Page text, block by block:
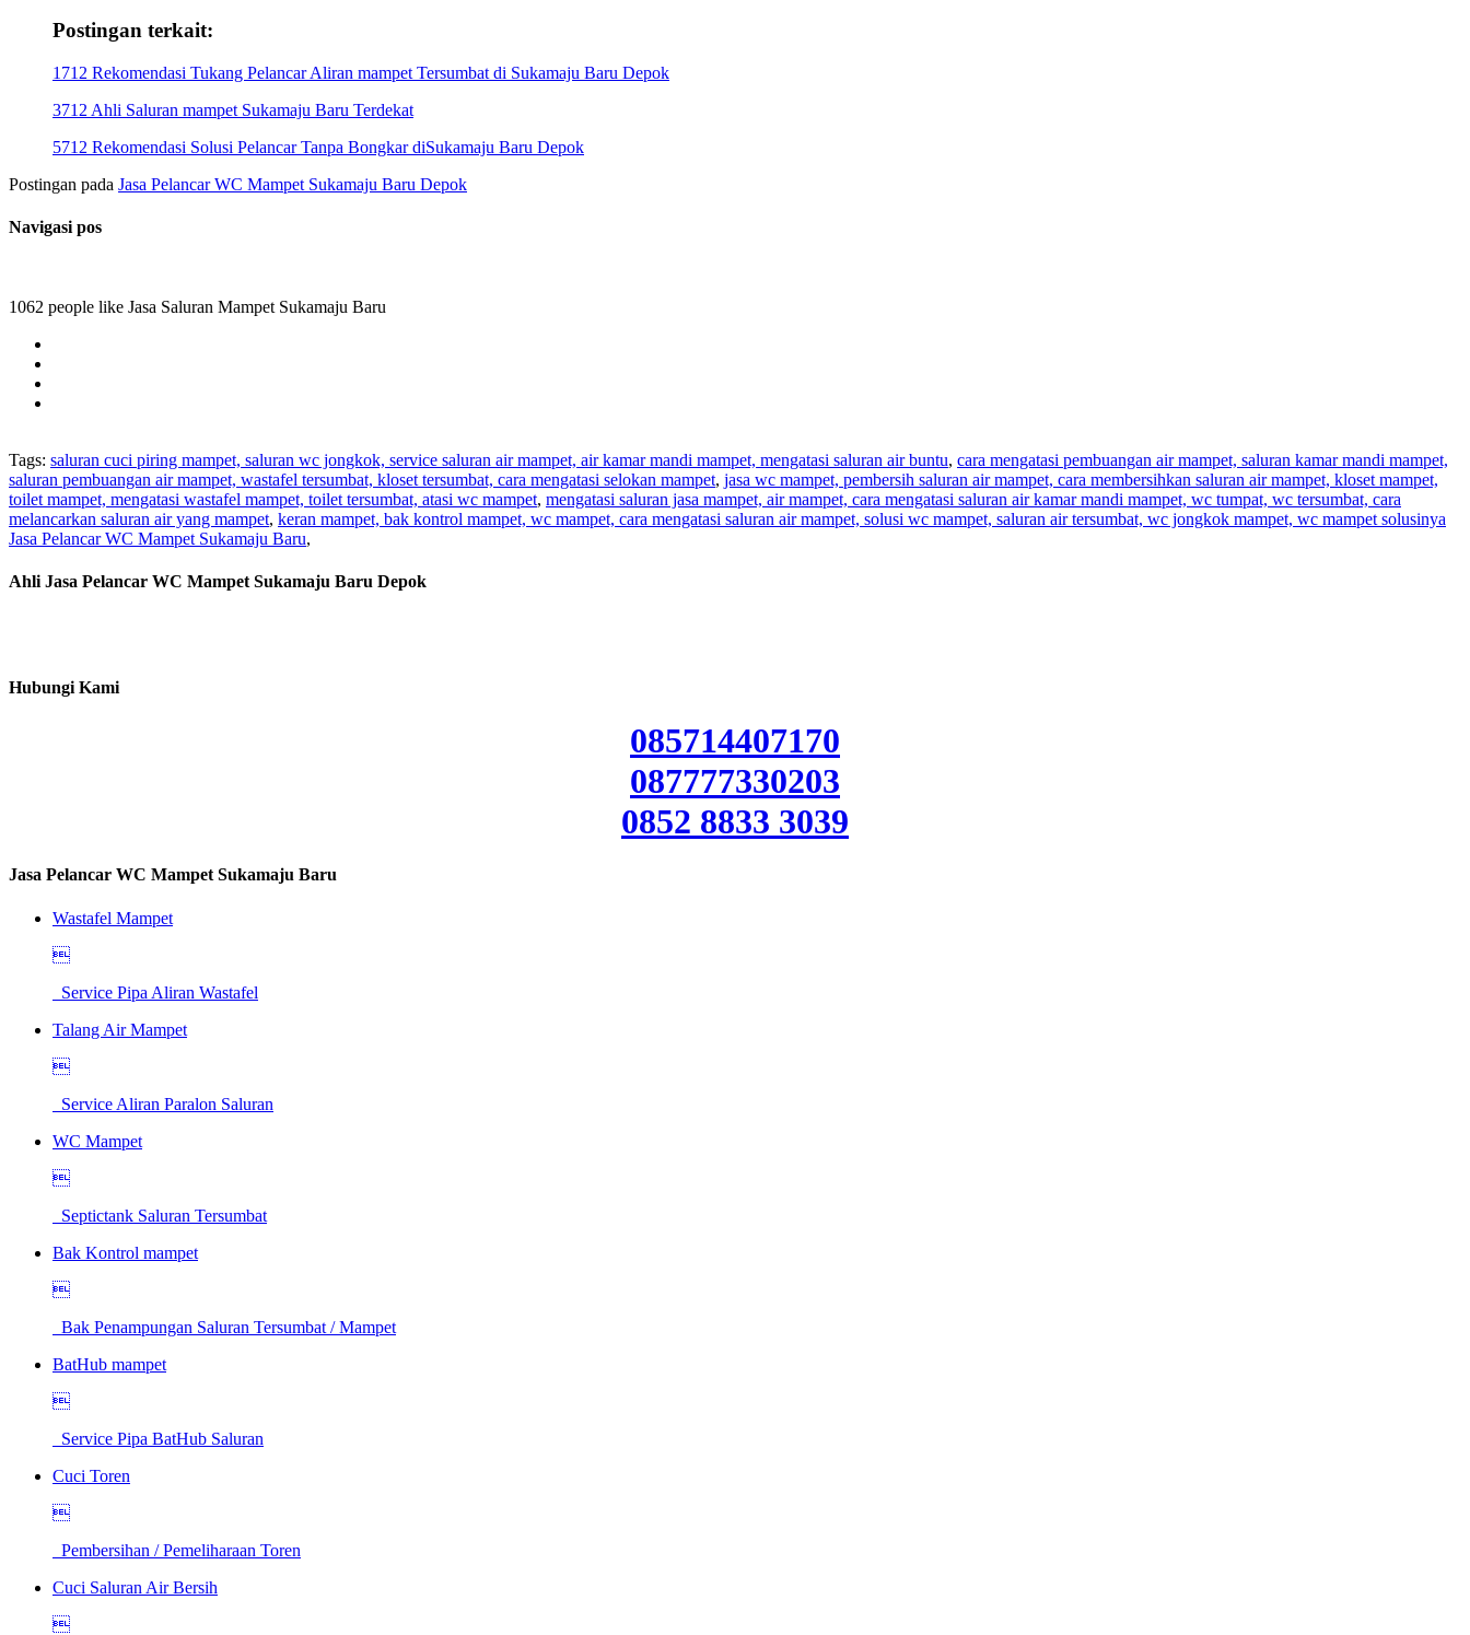
Postingan terkait:
1712 Rekomendasi Tukang Pelancar Aliran mampet Tersumbat di Sukamaju Baru Depok
3712 Ahli Saluran mampet Sukamaju Baru Terdekat
5712 Rekomendasi Solusi Pelancar Tanpa Bongkar diSukamaju Baru Depok
Postingan pada Jasa Pelancar WC Mampet Sukamaju Baru Depok
Navigasi pos
1062 people like Jasa Saluran Mampet Sukamaju Baru
Tags: saluran cuci piring mampet, saluran wc jongkok, service saluran air mampet, air kamar mandi mampet, mengatasi saluran air buntu, cara mengatasi pembuangan air mampet, saluran kamar mandi mampet,
saluran pembuangan air mampet, wastafel tersumbat, kloset tersumbat, cara mengatasi selokan mampet, jasa wc mampet, pembersih saluran air mampet, cara membersihkan saluran air mampet, kloset mampet,
toilet mampet, mengatasi wastafel mampet, toilet tersumbat, atasi wc mampet, mengatasi saluran jasa mampet, air mampet, cara mengatasi saluran air kamar mandi mampet, wc tumpat, wc tersumbat, cara
melancarkan saluran air yang mampet, keran mampet, bak kontrol mampet, wc mampet, cara mengatasi saluran air mampet, solusi wc mampet, saluran air tersumbat, wc jongkok mampet, wc mampet solusinya
Jasa Pelancar WC Mampet Sukamaju Baru,
Ahli Jasa Pelancar WC Mampet Sukamaju Baru Depok
Hubungi Kami
085714407170
087777330203
0852 8833 3039
Jasa Pelancar WC Mampet Sukamaju Baru
Wastafel Mampet

Service Pipa Aliran Wastafel
Talang Air Mampet

Service Aliran Paralon Saluran
WC Mampet

Septictank Saluran Tersumbat
Bak Kontrol mampet

Bak Penampungan Saluran Tersumbat / Mampet
BatHub mampet

Service Pipa BatHub Saluran
Cuci Toren

Pembersihan / Pemeliharaan Toren
Cuci Saluran Air Bersih
